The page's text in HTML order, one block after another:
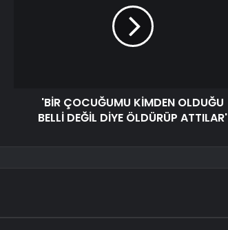
'BİR ÇOCUĞUMU KİMDEN OLDUĞU
BELLİ DEĞİL DİYE ÖLDÜRÜP ATTILAR'